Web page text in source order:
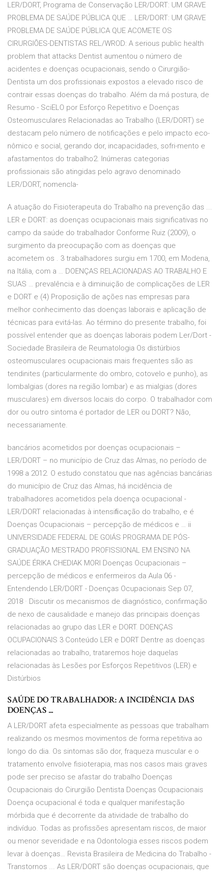
LER/DORT, Programa de Conservação LER/DORT: UM GRAVE
PROBLEMA DE SAÚDE PÚBLICA QUE … LER/DORT: UM GRAVE
PROBLEMA DE SAÚDE PÚBLICA QUE ACOMETE OS
CIRURGIÕES-DENTISTAS REL/WROD: A serious public health
problem that attacks Dentist aumentou o número de
acidentes e doenças ocupacionais, sendo o Cirurgião-
Dentista um dos profissionais expostos a elevado risco de
contrair essas doenças do trabalho. Além da má postura, de
Resumo - SciELO por Esforço Repetitivo e Doenças
Osteomusculares Relacionadas ao Trabalho (LER/DORT) se
destacam pelo número de notificações e pelo impacto eco-
nômico e social, gerando dor, incapacidades, sofri-mento e
afastamentos do trabalho2. Inúmeras categorias
profissionais são atingidas pelo agravo denominado
LER/DORT, nomencla-
A atuação do Fisioterapeuta do Trabalho na prevenção das ...
LER e DORT: as doenças ocupacionais mais significativas no
campo da saúde do trabalhador Conforme Ruiz (2009), o
surgimento da preocupação com as doenças que
acometem os . 3 trabalhadores surgiu em 1700, em Modena,
na Itália, com a … DOENÇAS RELACIONADAS AO TRABALHO E
SUAS … prevalência e à diminuição de complicações de LER
e DORT e (4) Proposição de ações nas empresas para
melhor conhecimento das doenças laborais e aplicação de
técnicas para evitá-las. Ao término do presente trabalho, foi
possível entender que as doenças laborais podem Ler/Dort -
Sociedade Brasileira de Reumatologia Os distúrbios
osteomusculares ocupacionais mais frequentes são as
tendinites (particularmente do ombro, cotovelo e punho), as
lombalgias (dores na região lombar) e as mialgias (dores
musculares) em diversos locais do corpo. O trabalhador com
dor ou outro sintoma é portador de LER ou DORT? Não,
necessariamente.
bancários acometidos por doenças ocupacionais –
LER/DORT – no município de Cruz das Almas, no período de
1998 a 2012. O estudo constatou que nas agências bancárias
do município de Cruz das Almas, há incidência de
trabalhadores acometidos pela doença ocupacional -
LER/DORT relacionadas à intensiﬁcação do trabalho, e é
Doenças Ocupacionais – percepção de médicos e … ii
UNIVERSIDADE FEDERAL DE GOIÁS PROGRAMA DE PÓS-
GRADUAÇÃO MESTRADO PROFISSIONAL EM ENSINO NA
SAÚDE ÉRIKA CHEDIAK MORI Doenças Ocupacionais –
percepção de médicos e enfermeiros da Aula 06 -
Entendendo LER/DORT - Doenças Ocupacionais Sep 07,
2018 · Discutir os mecanismos de diagnóstico, confirmação
de nexo de causalidade e manejo das principais doenças
relacionadas ao grupo das LER e DORT. DOENÇAS
OCUPACIONAIS 3 Conteúdo LER e DORT Dentre as doenças
relacionadas ao trabalho, trataremos hoje daquelas
relacionadas às Lesões por Esforços Repetitivos (LER) e
Distúrbios
SAÚDE DO TRABALHADOR: A INCIDÊNCIA DAS
DOENÇAS ...
A LER/DORT afeta especialmente as pessoas que trabalham
realizando os mesmos movimentos de forma repetitiva ao
longo do dia. Os sintomas são dor, fraqueza muscular e o
tratamento envolve fisioterapia, mas nos casos mais graves
pode ser preciso se afastar do trabalho Doenças
Ocupacionais do Cirurgião Dentista Doenças Ocupacionais
Doença ocupacional é toda e qualquer manifestação
mórbida que é decorrente da atividade de trabalho do
indivíduo. Todas as profissões apresentam riscos, de maior
ou menor severidade e na Odontologia esses riscos podem
levar à doenças… Revista Brasileira de Medicina do Trabalho -
Transtornos ... As LER/DORT são doenças ocupacionais, que